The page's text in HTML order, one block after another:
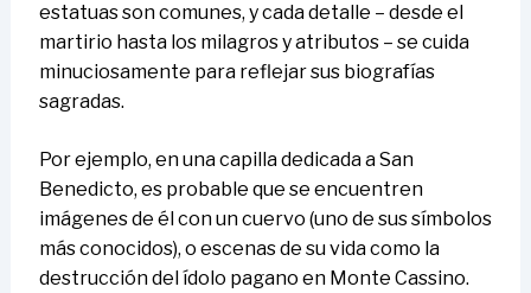
estatuas son comunes, y cada detalle – desde el
martirio hasta los milagros y atributos – se cuida
minuciosamente para reflejar sus biografías
sagradas.
Por ejemplo, en una capilla dedicada a San
Benedicto, es probable que se encuentren
imágenes de él con un cuervo (uno de sus símbolos
más conocidos), o escenas de su vida como la
destrucción del ídolo pagano en Monte Cassino.